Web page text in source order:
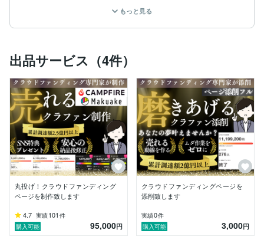
これからチャレンジする人も『クラウドファンディング
って何？』という方も、一括丸投げでどーんとお任せく
クラウドファンディングは、プロジェクトへの共感やサ
ポートが重要な役割を果たす資金調達方法です。従来の
自治体の補助金や銀行融資が必要とする自己資金がなく
ても、スマートフォンさえあれば誰でも挑戦できます。
キャリア、学歴、年齢、国籍を問わず、アイデアと夢を
持っている人なら誰でも、インターネットを通じて資金
集め、ファン獲得、市場テストを同時に行うことができ
る、これまでにない革新的な資金調達手法です。
クラウドファンディングはどんな方でも挑戦できます、
なので夢を諦めずにチャレンジしましょう！
はご存知でしょうか？
成功率は約20%です逆に言えば80%は失敗します。
もっと見る
出品サービス（4件）
丸投げ！クラウドファンディング
ページを制作致します
4.7 実績101 件
購入可能
95,000円
クラウドファンディングページを
添削致します
実績0件
購入可能
3,000円